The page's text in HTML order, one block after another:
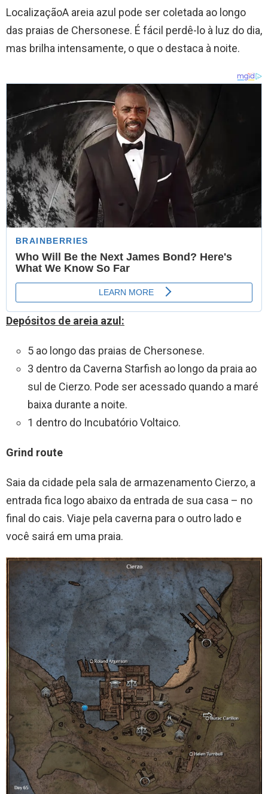
LocalizaçãoA areia azul pode ser coletada ao longo
das praias de Chersonese. É fácil perdê-lo à luz do dia,
mas brilha intensamente, o que o destaca à noite.
Depósitos de areia azul:
5 ao longo das praias de Chersonese.
3 dentro da Caverna Starfish ao longo da praia ao
sul de Cierzo. Pode ser acessado quando a maré
baixa durante a noite.
1 dentro do Incubatório Voltaico.
Grind route
Saia da cidade pela sala de armazenamento Cierzo, a
entrada fica logo abaixo da entrada de sua casa – no
final do cais. Viaje pela caverna para o outro lado e
você sairá em uma praia.